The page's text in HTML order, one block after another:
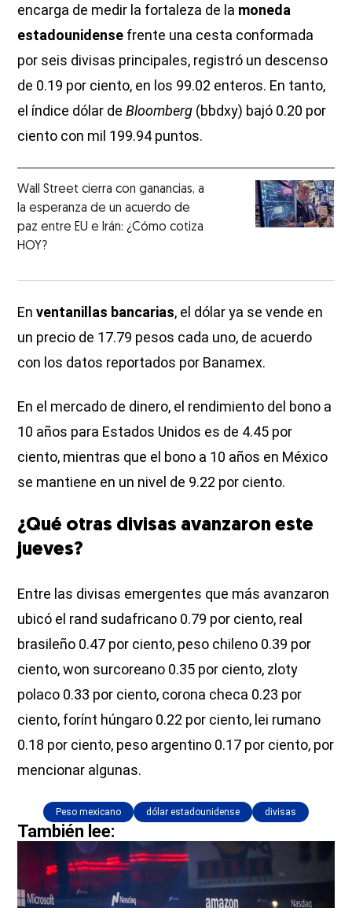
encarga de medir la fortaleza de la moneda
estadounidense frente una cesta conformada
por seis divisas principales, registró un descenso
de 0.19 por ciento, en los 99.02 enteros. En tanto,
el índice dólar deBloomberg (bbdxy) bajó 0.20 por
ciento con mil 199.94 puntos.
Wall Street cierra con ganancias, a
la esperanza de un acuerdo de
paz entre EU e Irán: ¿Cómo cotiza
HOY?
Enventanillas bancarias, el dólar ya se vende en
un precio de 17.79 pesos cada uno, de acuerdo
con los datos reportados por Banamex.
En el mercado de dinero, el rendimiento del bono a
10 años para Estados Unidos es de 4.45 por
ciento, mientras que el bono a 10 años en México
se mantiene en un nivel de 9.22 por ciento.
¿Qué otras divisas avanzaron este
jueves?
Entre las divisas emergentes que más avanzaron
ubicó el rand sudafricano 0.79 por ciento, real
brasileño 0.47 por ciento, peso chileno 0.39 por
ciento, won surcoreano 0.35 por ciento, zloty
polaco 0.33 por ciento, corona checa 0.23 por
ciento, forínt húngaro 0.22 por ciento, lei rumano
0.18 por ciento, peso argentino 0.17 por ciento, por
mencionar algunas.
Peso mexicano dólar estadounidense divisas
También lee: